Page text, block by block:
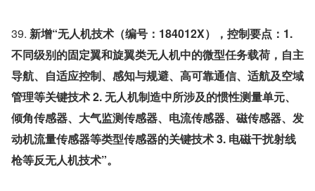
39. 新增“无人机技术（编号：184012X），控制要点：1.
不同级别的固定翼和旋翼类无人机中的微型任务载荷，自主
导航、自适应控制、感知与规避、高可靠通信、适航及空域
管理等关键技术 2. 无人机制造中所涉及的惯性测量单元、
倾角传感器、大气监测传感器、电流传感器、磁传感器、发
动机流量传感器等类型传感器的关键技术 3. 电磁干扰射线
枪等反无人机技术”。